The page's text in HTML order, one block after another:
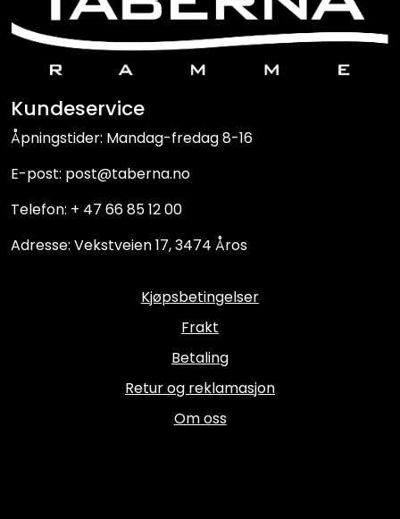
Kundeservice
Åpningstider: Mandag-fredag 8-16
E-post: post@taberna.no
Telefon: + 47 66 85 12 00
Adresse: Vekstveien 17, 3474 Åros
Kjøpsbetingelser
Frakt
Betaling
Retur og reklamasjon
Om oss